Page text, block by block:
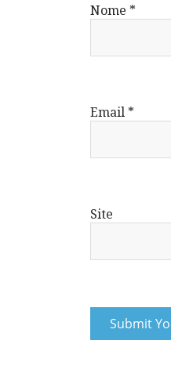
Nome *
Email *
Site